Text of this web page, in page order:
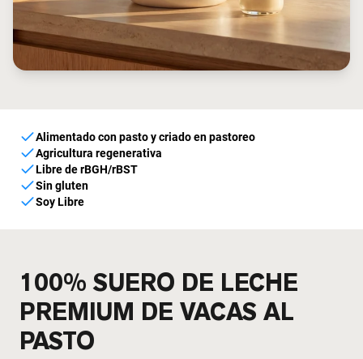
Alimentado con pasto y criado en pastoreo
Agricultura regenerativa
Libre de rBGH/rBST
Sin gluten
Soy Libre
100% SUERO DE LECHE
PREMIUM DE VACAS AL
PASTO